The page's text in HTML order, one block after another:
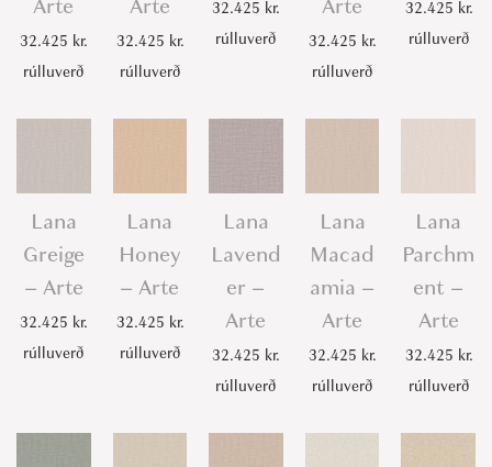
t
e
q
t
i
t
y
Arte
32.425 kr.
rúlluverð
Arte
32.425 kr.
rúlluverð
32.425 kr.
rúlluverð
Arte
32.425 kr.
rúlluverð
32.425 kr.
rúlluverð
Lana
Greige
– Arte
32.425 kr.
rúlluverð
Lana
Honey
– Arte
32.425 kr.
rúlluverð
Lana
Lavend
er –
Arte
32.425 kr.
rúlluverð
Lana
Macad
amia –
Arte
32.425 kr.
rúlluverð
Lana
Parchm
ent –
Arte
32.425 kr.
rúlluverð